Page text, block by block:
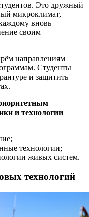
Это дружный
микроклимат,
вновь
своим
направлениям
Студенты
и защитить
и технологии
технологии;
живых систем.
технологий